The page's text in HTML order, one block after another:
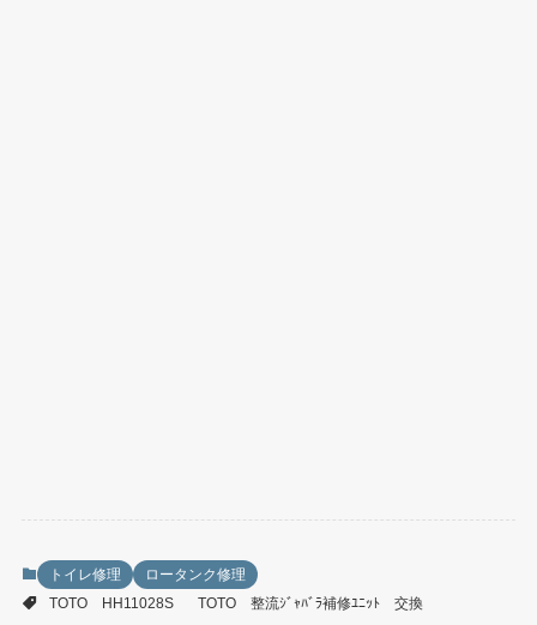
トイレ修理
ロータンク修理
TOTO HH11028S
TOTO 整流ｼﾞｬﾊﾞﾗ補修ﾕﾆｯﾄ 交換